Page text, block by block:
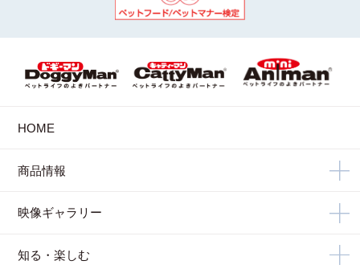
HOME
商品情報
映像ギャラリー
知る・楽しむ